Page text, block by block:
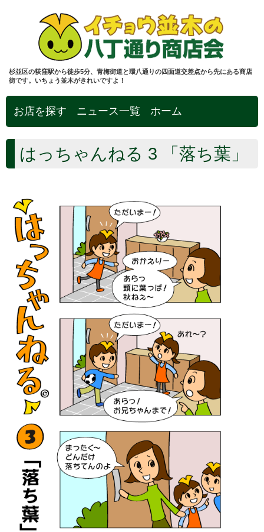
杉並区の荻窪駅から徒歩5分、青梅街道と環八通りの四面道交差点から先にある商店
街です。いちょう並木がきれいですよ！
お店を探す ニュース一覧 ホーム
はっちゃんねる 3 「落ち葉」